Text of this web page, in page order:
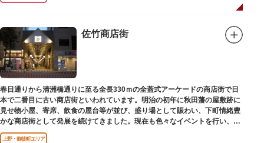
佐竹商店街
春日通りから清洲橋通りに至る全長330ｍの全蓋式アーケードの商店街で日
本で二番目に古い商店街といわれています。明治の初年に秋田藩の屋敷跡に
見せ物小屋、寄席、飲食の屋台等が並び、盛り場として賑わい、下町情緒豊
かな商店街として発展を続けてきました。現在も色々なイベントを行い、住
民から親しまれている魅力的な商店街です。
上野・御徒町エリア